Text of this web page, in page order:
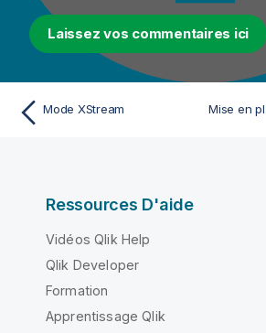
Laissez vos commentaires ici
Mode XStream
Ressources D'aide
Vidéos Qlik Help
Qlik Developer
Formation
Apprentissage Qlik